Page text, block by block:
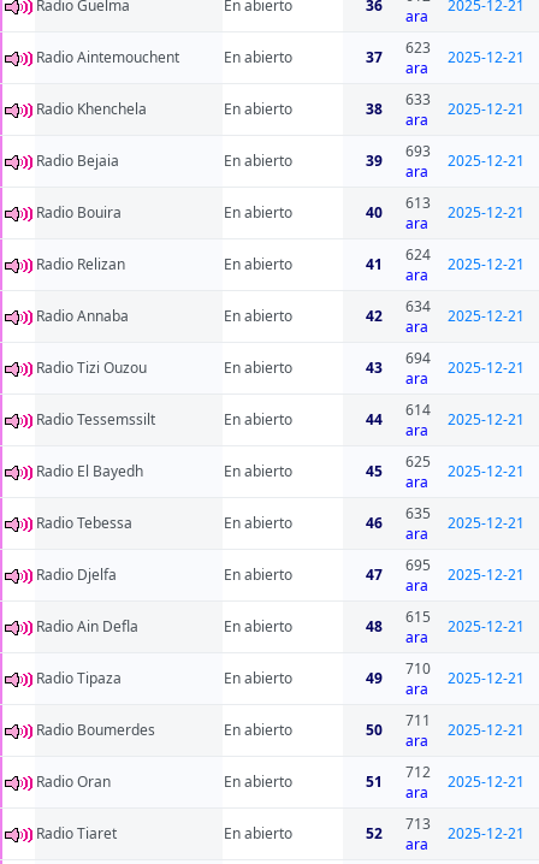
Radio Guelma En abierto 36
ara
2025-12-21
Radio Aintemouchent En abierto 37
623
ara
2025-12-21
Radio Khenchela En abierto 38
633
ara
2025-12-21
Radio Bejaia En abierto 39
693
ara
2025-12-21
Radio Bouira En abierto 40
613
ara
2025-12-21
Radio Relizan En abierto 41
624
ara
2025-12-21
Radio Annaba En abierto 42
634
ara
2025-12-21
Radio Tizi Ouzou En abierto 43
694
ara
2025-12-21
Radio Tessemssilt En abierto 44
614
ara
2025-12-21
Radio El Bayedh En abierto 45
625
ara
2025-12-21
Radio Tebessa En abierto 46
635
ara
2025-12-21
Radio Djelfa En abierto 47
695
ara
2025-12-21
Radio Ain Defla En abierto 48
615
ara
2025-12-21
Radio Tipaza En abierto 49
710
ara
2025-12-21
Radio Boumerdes En abierto 50
711
ara
2025-12-21
Radio Oran En abierto 51
712
ara
2025-12-21
Radio Tiaret En abierto 52
713
ara
2025-12-21